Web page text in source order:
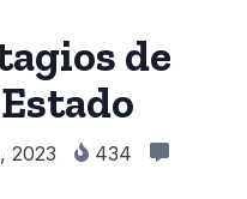
de
2023
434